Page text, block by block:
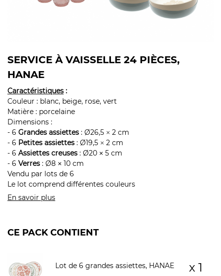
SERVICE À VAISSELLE 24 PIÈCES,
HANAE
Caractéristiques :
Couleur : blanc, beige, rose, vert
Matière : porcelaine
Dimensions :
- 6 Grandes assiettes : Ø26,5 × 2 cm
- 6 Petites assiettes : Ø19,5 × 2 cm
- 6 Assiettes creuses : Ø20 × 5 cm
- 6 Verres : Ø8 × 10 cm
Vendu par lots de 6
Le lot comprend différentes couleurs
En savoir plus
CE PACK CONTIENT
Lot de 6 grandes assiettes, HANAE x 1